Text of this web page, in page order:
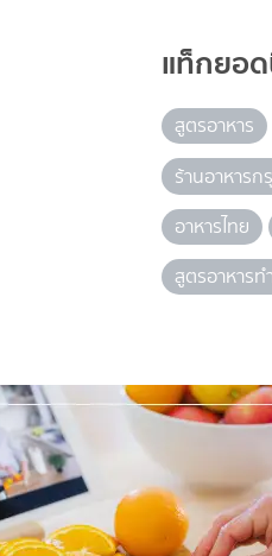
แท็กยอ
สูตรอาหาร
ร้านอาหารก
อาหารไทย
สูตรอาหารท